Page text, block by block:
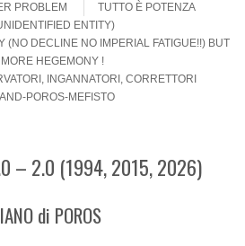
PROBLEM
TUTTO È POTENZA
ENTITY)
(NO DECLINE NO IMPERIAL FATIGUE!!) BUT
MORE HEGEMONY !
INGANNATORI, CORRETTORI
POROS-MEFISTO
– 2.0 (1994, 2015, 2026)
di POROS